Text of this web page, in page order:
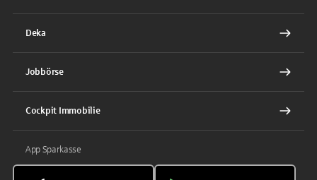
Deka
Jobbörse
Cockpit Immobilie
App Sparkasse